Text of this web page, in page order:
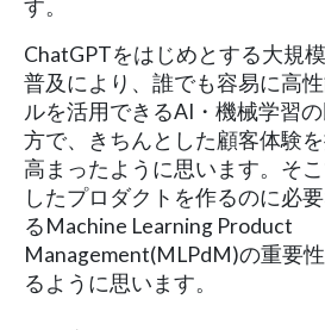
す。
ChatGPTをはじめとする大規
普及により、誰でも容易に高
ルを活用できるAI・機械学習
方で、きちんとした顧客体験
高まったように思います。そ
したプロダクトを作るのに必
るMachine Learning Product
Management(MLPdM)の重要
るように思います。